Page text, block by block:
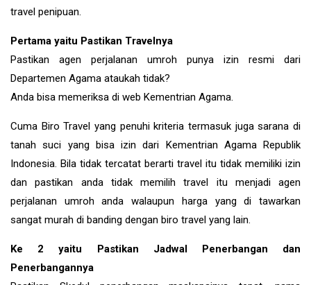
travel penipuan.
Pertama yaitu Pastikan Travelnya
Pastikan agen perjalanan umroh punya izin resmi dari
Departemen Agama ataukah tidak?
Anda bisa memeriksa di web Kementrian Agama.
Cuma Biro Travel yang penuhi kriteria termasuk juga sarana di
tanah suci yang bisa izin dari Kementrian Agama Republik
Indonesia. Bila tidak tercatat berarti travel itu tidak memiliki izin
dan pastikan anda tidak memilih travel itu menjadi agen
perjalanan umroh anda walaupun harga yang di tawarkan
sangat murah di banding dengan biro travel yang lain.
Ke 2 yaitu Pastikan Jadwal Penerbangan dan
Penerbangannya